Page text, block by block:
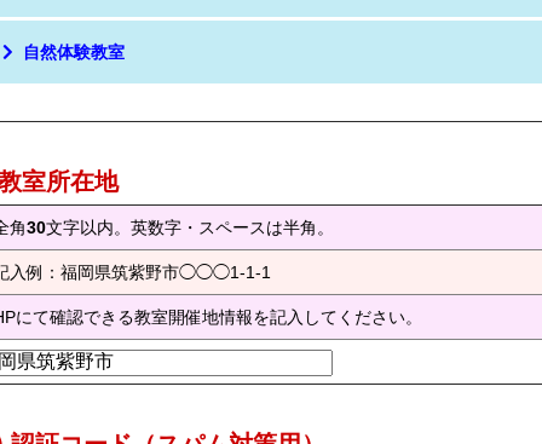
自然体験教室
室所在地
角30文字以内。英数字・スペースは半角。
入例：福岡県筑紫野市◯◯◯1-1-1
にて確認できる教室開催地情報を記入してください。